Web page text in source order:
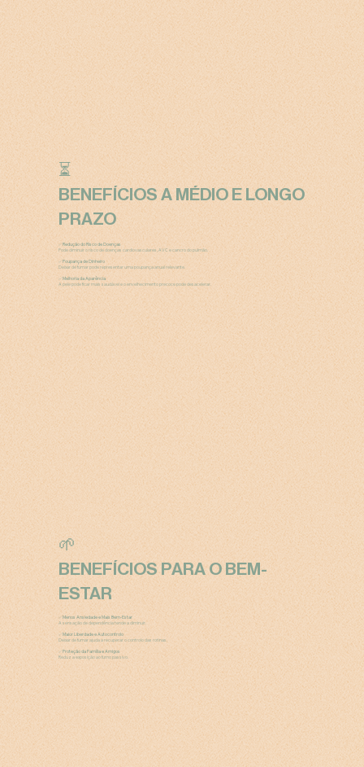
⏳
BENEFÍCIOS A MÉDIO E LONGO
PRAZO
✅Redução do Risco de Doenças
Pode diminuir o risco de doenças cardiovasculares, AVC e cancro do pulmão.
✅Poupança de Dinheiro
Deixar de fumar pode representar uma poupança anual relevante.
✅Melhoria da Aparência
A pele pode ficar mais saudável e o envelhecimento precoce pode desacelerar.
🌱
BENEFÍCIOS PARA O BEM-
ESTAR
✅Menos Ansiedade e Mais Bem-Estar
A sensação de dependência tende a diminuir.
✅Maior Liberdade e Autocontrolo
Deixar de fumar ajuda a recuperar o controlo das rotinas.
✅Proteção da Família e Amigos
Reduz a exposição ao fumo passivo.